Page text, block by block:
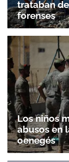
trataban
forenses
Los niños
abusos en
oenegés